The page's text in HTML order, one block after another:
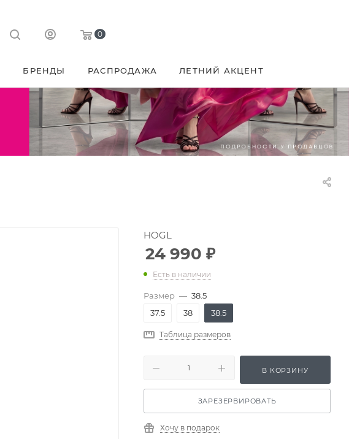
0
БРЕНДЫ РАСПРОДАЖА ЛЕТНИЙ АКЦЕНТ
HOGL
24 990 ₽
Есть в наличии
Размер — 38.5
37.5
38 38.5
Таблица размеров
В КОРЗИНУ
ЗАРЕЗЕРВИРОВАТЬ
Хочу в подарок